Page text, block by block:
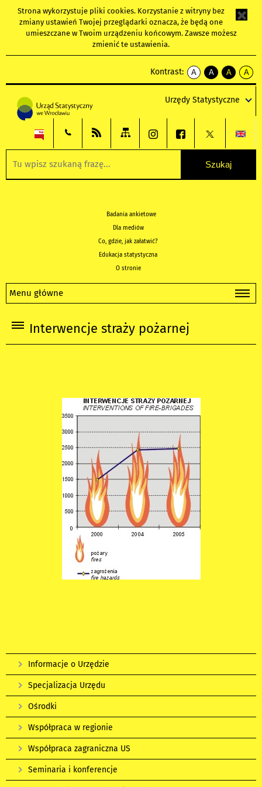
Strona wykorzystuje pliki cookies. Korzystanie z witryny bez
zmiany ustawień Twojej przeglądarki oznacza, że będą one
umieszczane w Twoim urządzeniu końcowym. Zawsze możesz
zmienić te ustawienia.
Kontrast:
A
kontrast
A
kontrast
tekst
czarnym
A
kontrast
tekst
czarnym
A
tekst
żółtym
Urzędy Statystyczne
Badania ankietowe
Dla mediów
Co, gdzie, jak załatwić?
Edukacja statystyczna
O stronie
Menu główne
Interwencje straży pożarnej
Informacje o Urzędzie
Specjalizacja Urzędu
Ośrodki
Współpraca w regionie
Współpraca zagraniczna US
Seminaria i konferencje